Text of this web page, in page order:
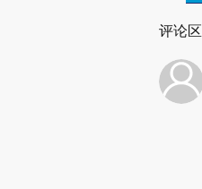
评论区